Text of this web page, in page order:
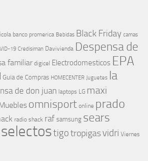
banco promerica Bebidas Black Friday camas
19 Credisiman Davivienda Despensa de
familiar digicel Electrodomesticos EPA
Guia de Compras HOMECENTER Juguetes la
de don juan laptops LG maxi
omnisport online prado
radio shack raf samsung sears
tigotropigasvidri Viernes